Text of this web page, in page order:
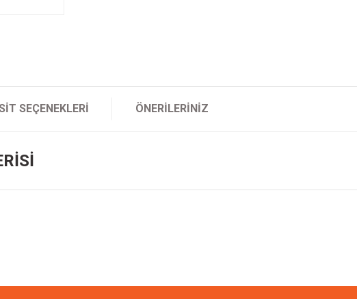
SEÇENEKLERI ÖNERILERINIZ